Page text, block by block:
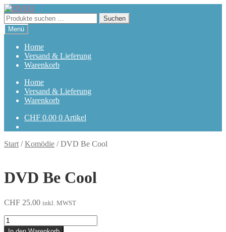
Zur
Navigation
springen
Zum
Inhalt
springen
Suchen
nach:
Suchen
Menü
Home
Versand & Lieferung
Warenkorb
Home
Versand & Lieferung
Warenkorb
CHF 0.00 0 Artikel
Start /Komödie /DVD Be Cool
DVD Be Cool
CHF 25.00 inkl. MWST
Be
Cool